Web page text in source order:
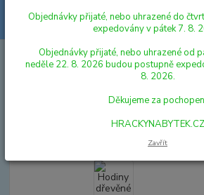
DŘEVĚNÉ HRAČKY Hodiny dřevěné
Hodiny dřevěné
25x25x1,5cm
Objednávky přijaté, nebo uhrazené do
expedovány v pátek 7. 8.
Objednávky přijaté, nebo uhrazené od
neděle 22. 8. 2026 budou postupně
8. 2026.
Děkujeme za
HRACKYNABYTEK.CZ
Zavřít